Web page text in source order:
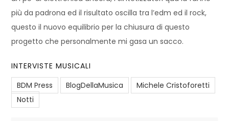
più da padrona ed il risultato oscilla tra l’edm ed il rock,
questo il nuovo equilibrio per la chiusura di questo
progetto che personalmente mi gasa un sacco.
INTERVISTE MUSICALI
BDM Press
BlogDellaMusica
Michele Cristoforetti
Notti